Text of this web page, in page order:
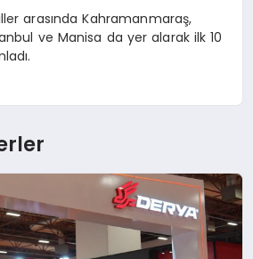
arasında Kahramanmaraş,
ve Manisa da yer alarak ilk 10